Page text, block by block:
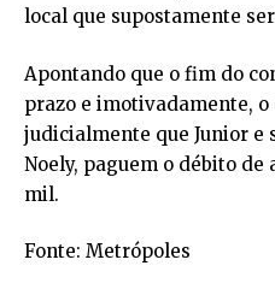
local que supostamente
Apontando que o fim do
prazo e imotivadamente,
judicialmente que Junior e
Noely, paguem o débito de
mil.
Fonte: Metrópoles